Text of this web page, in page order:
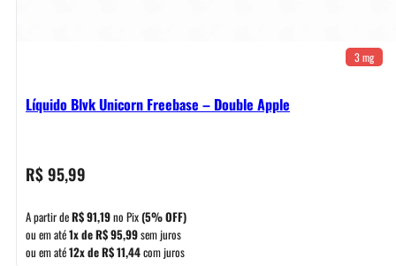
3 mg
Líquido Blvk Unicorn Freebase – Double Apple
R$95,99
A partir deR$91,19no Pix(5% OFF)
ou em até1x deR$95,99sem juros
ou em até12x deR$11,44com juros